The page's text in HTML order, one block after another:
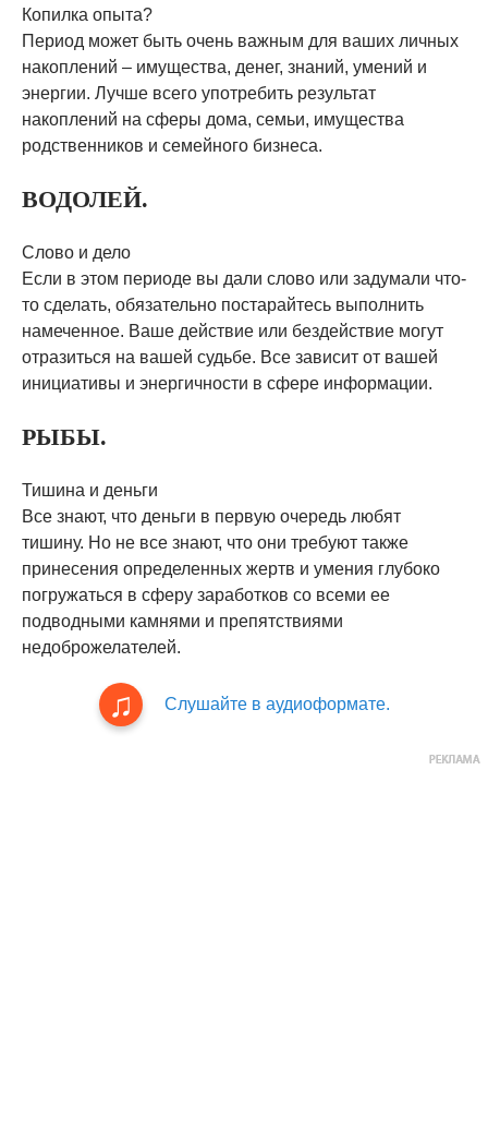
Копилка опыта?
Период может быть очень важным для ваших личных
накоплений – имущества, денег, знаний, умений и
энергии. Лучше всего употребить результат
накоплений на сферы дома, семьи, имущества
родственников и семейного бизнеса.
ВОДОЛЕЙ.
Слово и дело
Если в этом периоде вы дали слово или задумали что-
то сделать, обязательно постарайтесь выполнить
намеченное. Ваше действие или бездействие могут
отразиться на вашей судьбе. Все зависит от вашей
инициативы и энергичности в сфере информации.
РЫБЫ.
Тишина и деньги
Все знают, что деньги в первую очередь любят
тишину. Но не все знают, что они требуют также
принесения определенных жертв и умения глубоко
погружаться в сферу заработков со всеми ее
подводными камнями и препятствиями
недоброжелателей.
Слушайте в аудиоформате.